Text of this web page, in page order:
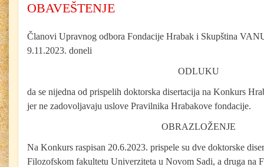
OBAVEŠTENJE
Članovi Upravnog odbora Fondacije Hrabak i Skupština
9.11.2023. doneli
ODLUKU
da se nijedna od prispelih doktorska disertacija na Konkurs
jer ne zadovoljavaju uslove Pravilnika Hrabakove fondacije.
OBRAZLOŽENJE
Na Konkurs raspisan 20.6.2023. prispele su dve doktorske
Filozofskom fakultetu Univerziteta u Novom Sadi, a druga na